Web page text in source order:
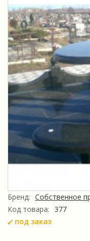
Бренд: Собственное
Код товара:
377
под заказ